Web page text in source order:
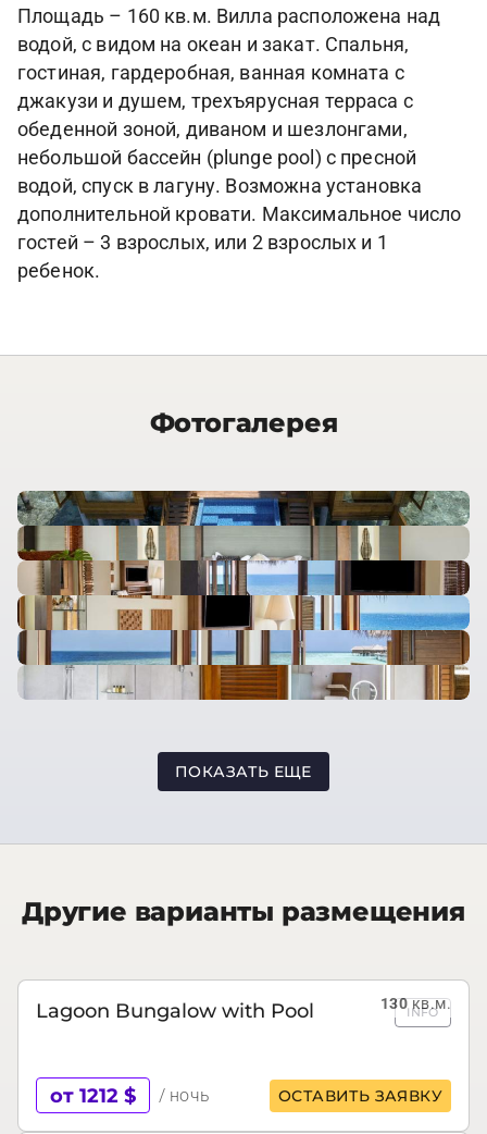
Площадь – 160 кв.м. Вилла расположена над
водой, с видом на океан и закат. Спальня,
гостиная, гардеробная, ванная комната с
джакузи и душем, трехъярусная терраса с
обеденной зоной, диваном и шезлонгами,
небольшой бассейн (plunge pool) с пресной
водой, спуск в лагуну. Возможна установка
дополнительной кровати. Максимальное число
гостей – 3 взрослых, или 2 взрослых и 1
ребенок.
Фотогалерея
ПОКАЗАТЬ ЕЩЕ
Другие варианты размещения
130кв.м.
Lagoon Bungalow with Pool INFO
от 1212 $ / ночь ОСТАВИТЬ ЗАЯВКУ